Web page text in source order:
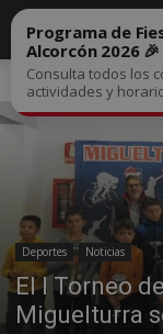
Inicio Deportes
Deportes Noticias
El I Torneo
Miguelturra
Programa de
Alcorcón 2026 🎉
Consulta todos los
actividades y